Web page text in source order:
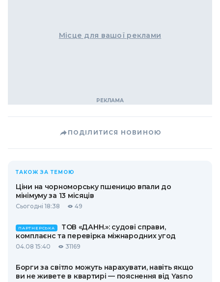
Місце для вашої реклами
ПОДІЛИТИСЯ НОВИНОЮ
ТАКОЖ ЗА ТЕМОЮ
Ціни на чорноморську пшеницю впали до
мінімуму за 13 місяців
Сьогодні 18:38 49
ПАРТНЕРСЬКА
ТОВ «ДАНН.»: судові справи,
комплаєнс та перевірка міжнародних угод
04.08 15:40 31169
Борги за світло можуть нарахувати, навіть якщо
ви не живете в квартирі — пояснення від Yasno